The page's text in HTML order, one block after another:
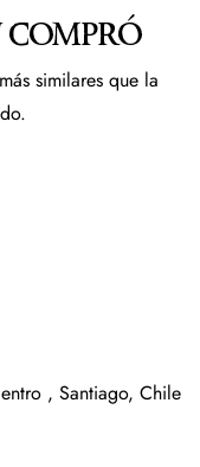
compró
similares que la
, Santiago, Chile